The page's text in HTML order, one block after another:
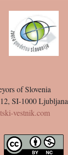
of Slovenia
SI-1000 Ljubljana
vestnik.com